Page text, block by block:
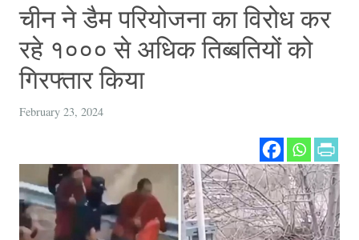
चीन ने डैम परियोजना का विरोध कर
रहे १००० से अधिक तिब्बतियों को
गिरफ्तार किया
February 23, 2024